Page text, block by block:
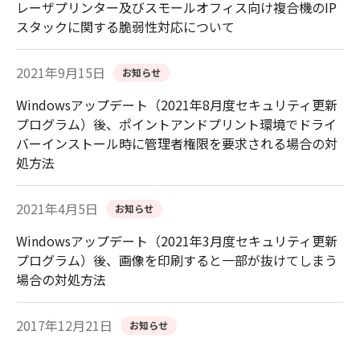
レーザプリンター及びスモールオフィス向け複合機のIP
スタックに関する脆弱性対応について
2021年9月15日 お知らせ
Windowsアップデート（2021年8月度セキュリティ更新
プログラム）後、ポイントアンドプリント環境でドライ
バーインストール時に管理者権限を要求される場合の対
処方法
2021年4月5日 お知らせ
Windowsアップデート（2021年3月度セキュリティ更新
プログラム）後、画像を印刷すると一部が抜けてしまう
場合の対処方法
2017年12月21日 お知らせ